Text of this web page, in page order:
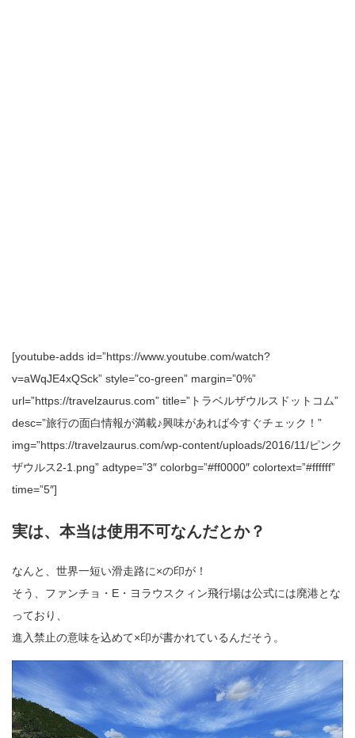
[youtube-adds id=”https://www.youtube.com/watch?
v=aWqJE4xQSck” style=”co-green” margin=”0%”
url=”https://travelzaurus.com” title=”トラベルザウルスドットコム”
desc=”旅行の面白情報が満載♪興味があれば今すぐチェック！”
img=”https://travelzaurus.com/wp-content/uploads/2016/11/ピンク
ザウルス2-1.png” adtype=”3″ colorbg=”#ff0000″ colortext=”#ffffff”
time=”5″]
実は、本当は使用不可なんだとか？
なんと、世界一短い滑走路に×の印が！
そう、ファンチョ・E・ヨラウスクィン飛行場は公式には廃港とな
っており、
進入禁止の意味を込めて×印が書かれているんだそう。